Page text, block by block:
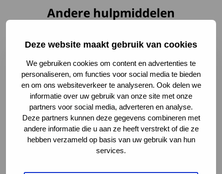
Deze website maakt gebruik van cookies
We gebruiken cookies om content en advertenties te
personaliseren, om functies voor social media te bieden
en om ons websiteverkeer te analyseren. Ook delen we
informatie over uw gebruik van onze site met onze
partners voor social media, adverteren en analyse.
Deze partners kunnen deze gegevens combineren met
andere informatie die u aan ze heeft verstrekt of die ze
hebben verzameld op basis van uw gebruik van hun
services.
Andere hulpmiddelen
Lees meer over Draaibaar thee-ei